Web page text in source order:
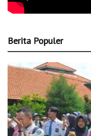
Berita Populer